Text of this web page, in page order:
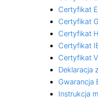
Certyfikat
Certyfikat
Certyfikat
Certyfikat
Certyfikat
Deklaracja
Gwarancja
Instrukcja